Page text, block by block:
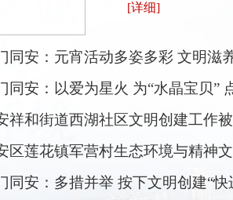
[详细]
同安：元宵活动多姿多彩 文明滋
同安：以爱为星火 为“水晶宝贝”
祥和街道西湖社区文明创建工作
区莲花镇军营村生态环境与精神
路
同安：多措并举 按下文明创建“快